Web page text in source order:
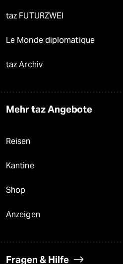
taz FUTURZWEI
Le Monde diplomatique
taz Archiv
Mehr taz Angebote
Reisen
Kantine
Shop
Anzeigen
Fragen & Hilfe